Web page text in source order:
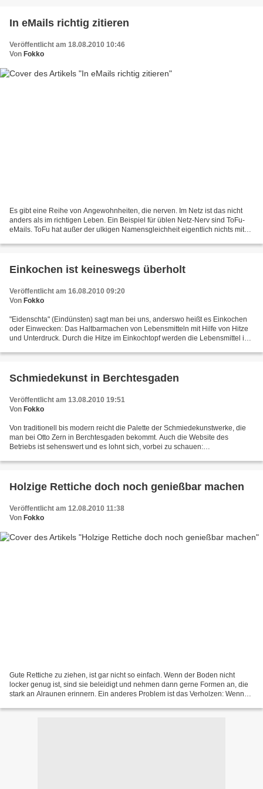
In eMails richtig zitieren
Veröffentlicht am 18.08.2010 10:46
Von Fokko
Es gibt eine Reihe von Angewohnheiten, die nerven. Im Netz ist das nicht
anders als im richtigen Leben. Ein Beispiel für üblen Netz-Nerv sind ToFu-
eMails. ToFu hat außer der ulkigen Namensgleichheit eigentlich nichts mit
Einkochen ist keineswegs überholt
Veröffentlicht am 16.08.2010 09:20
Von Fokko
"Eidenschta" (Eindünsten) sagt man bei uns, anderswo heißt es Einkochen
oder Einwecken: Das Haltbarmachen von Lebensmitteln mit Hilfe von Hitze
und Unterdruck. Durch die Hitze im Einkochtopf werden die Lebensmittel in
Schmiedekunst in Berchtesgaden
Veröffentlicht am 13.08.2010 19:51
Von Fokko
Von traditionell bis modern reicht die Palette der Schmiedekunstwerke, die
man bei Otto Zern in Berchtesgaden bekommt. Auch die Website des
Betriebs ist sehenswert und es lohnt sich, vorbei zu schauen:
Holzige Rettiche doch noch genießbar machen
Veröffentlicht am 12.08.2010 11:38
Von Fokko
Gute Rettiche zu ziehen, ist gar nicht so einfach. Wenn der Boden nicht
locker genug ist, sind sie beleidigt und nehmen dann gerne Formen an, die
stark an Alraunen erinnern. Ein anderes Problem ist das Verholzen: Wenn